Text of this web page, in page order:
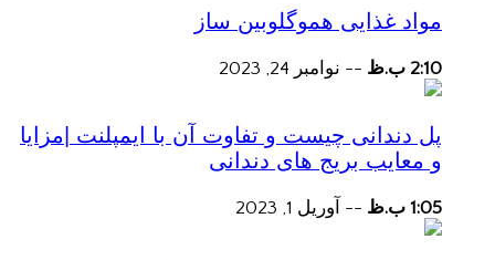
مواد غذایی هموگلوبین ساز
2:10 ب.ظ -- نوامبر 24, 2023
پل دندانی چیست و تفاوت آن با ایمپلنت |مزایا
و معایب بریج های دندانی
1:05 ب.ظ -- آوریل 1, 2023